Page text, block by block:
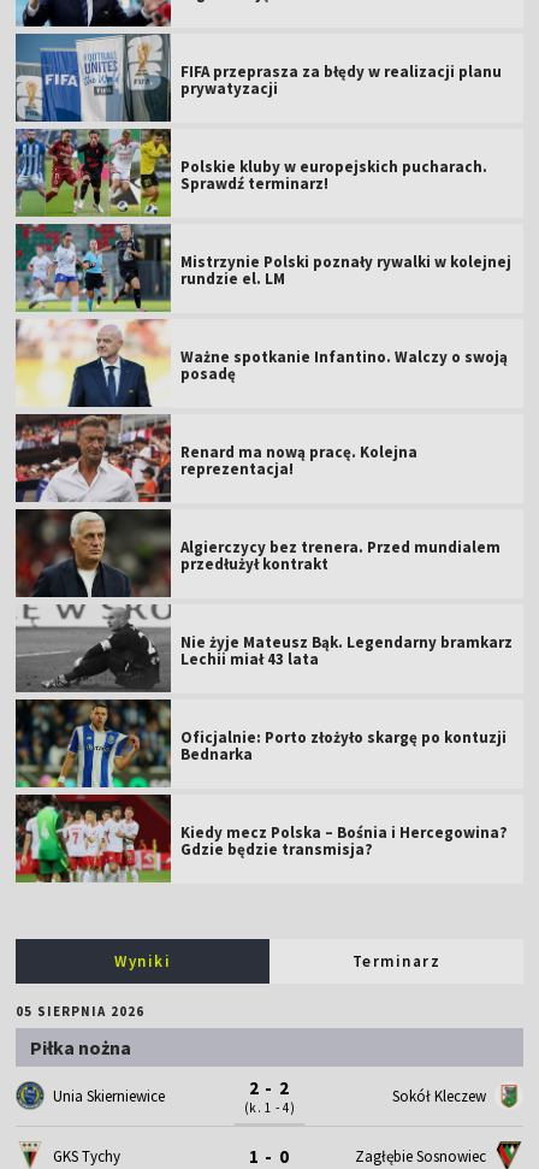
FIFA przeprasza za błędy w realizacji planu
prywatyzacji
Polskie kluby w europejskich pucharach.
Sprawdź terminarz!
Mistrzynie Polski poznały rywalki w kolejnej
rundzie el. LM
Ważne spotkanie Infantino. Walczy o swoją
posadę
Renard ma nową pracę. Kolejna
reprezentacja!
Algierczycy bez trenera. Przed mundialem
przedłużył kontrakt
Nie żyje Mateusz Bąk. Legendarny bramkarz
Lechii miał 43 lata
Oficjalnie: Porto złożyło skargę po kontuzji
Bednarka
Kiedy mecz Polska – Bośnia i Hercegowina?
Gdzie będzie transmisja?
Wyniki Terminarz
05 SIERPNIA 2026
Piłka nożna
Unia Skierniewice 2 - 2
(k. 1 - 4)
Sokół Kleczew
GKS Tychy 1 - 0 Zagłębie Sosnowiec